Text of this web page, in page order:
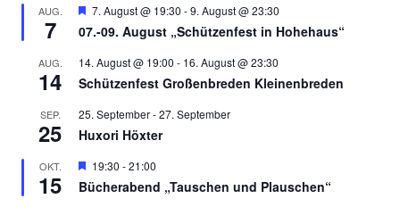
AUG.
7
Hervorgehoben
7. August @ 19:30 -9. August @ 23:30
07.-09. August „Schützenfest in Hohehaus“
AUG.
14
14. August @ 19:00 - 16. August @ 23:30
Schützenfest Großenbreden Kleinenbreden
SEP.
25
25. September-27. September
Huxori Höxter
OKT.
15
Hervorgehoben
19:30 -21:00
Bücherabend „Tauschen und Plauschen“